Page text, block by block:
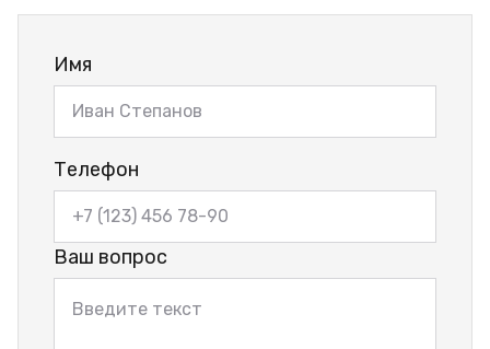
Имя
Телефон
Ваш вопрос